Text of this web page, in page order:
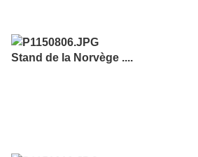
Stand de la Norvège ....